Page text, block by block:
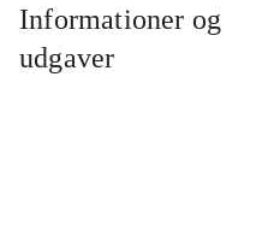
Informationer og
udgaver